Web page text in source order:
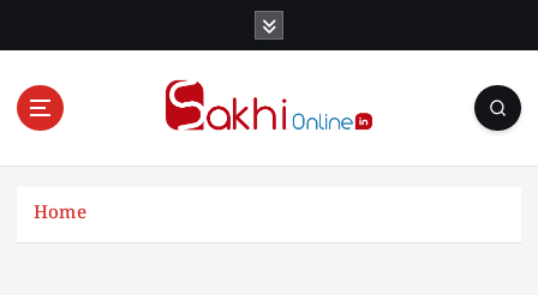
Online News Portal
Home